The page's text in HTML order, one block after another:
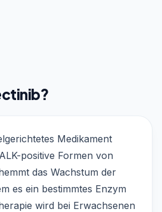
Medikament
positive Formen von
das Wachstum der
es ein bestimmtes Enzym
wird bei Erwachsenen